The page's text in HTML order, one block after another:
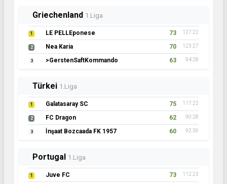
Griechenland 1.Liga
1 LE PELLEponese 73 127:22
2 Nea Karia 70 123:27
3 >GerstenSaftKommando 63 94:28
Türkei 1.Liga
1 Galatasaray SC 75 117:22
2 FC Dragon 62 90:28
3 İnşaat Bozcaada FK 1957 60 92:36
Portugal 1.Liga
1 Juve FC 73 112:23